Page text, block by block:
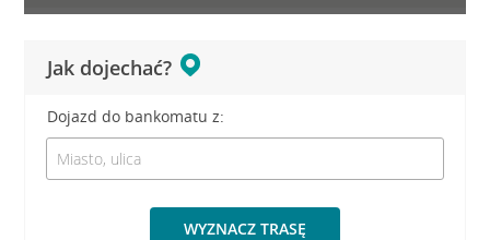
Jak dojechać?
Dojazd do bankomatu z:
WYZNACZ TRASĘ